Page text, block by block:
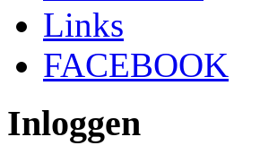
Links
FACEBOOK
Inloggen